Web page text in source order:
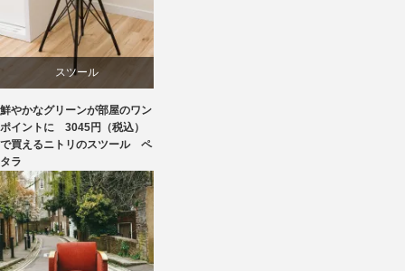
ブランディング
椅子
スツール
ニトリ
椅子
鮮やかなグリーンが部屋のワン
ポイントに 3045円（税込）
で買えるニトリのスツール ペ
タラ